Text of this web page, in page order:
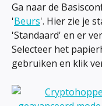
Ga naar de
'Beurs'. Hier zie je
'Standaard' en er
Selecteer het
gebruiken en klik